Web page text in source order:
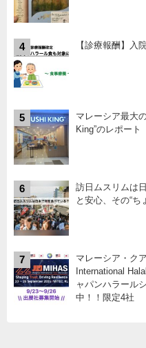
4 【診療報酬】入
5
マレーシア最大
King”のレポート
6
訪日ムスリムは
と安心、その“ち
7
マレーシア・ク
International
ャパンハラール
中！！限定4社